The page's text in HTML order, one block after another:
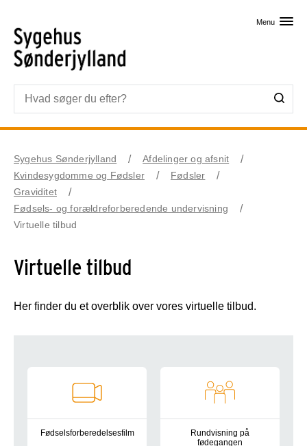
Menu
Sygehus Sønderjylland
Afdelinger og afsnit
Kvindesygdomme og Fødsler
Fødsler
Graviditet
Fødsels- og forældreforberedende undervisning
Virtuelle tilbud
Virtuelle tilbud
Her finder du et overblik over vores virtuelle tilbud.
Fødselsforberedelsesfilm
Rundvisning på
fødegangen